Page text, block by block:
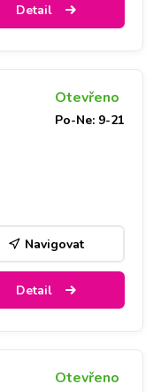
Detail
Otevřeno
Po-Ne: 9-21
Navigovat
Detail
Otevřeno